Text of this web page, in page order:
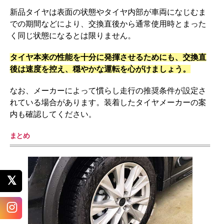
新品タイヤは表面の状態やタイヤ内部が車両になじむま
での期間などにより、交換直後から通常使用時とまった
く同じ状態になるとは限りません。
タイヤ本来の性能を十分に発揮させるためにも、交換直
後は速度を控え、穏やかな運転を心がけましょう。
なお、メーカーによって慣らし走行の推奨条件が設定さ
れている場合があります。装着したタイヤメーカーの案
内も確認してください。
まとめ